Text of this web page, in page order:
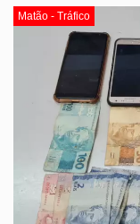
Matão - Tráfico